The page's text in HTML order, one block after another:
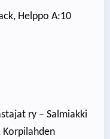
Helppo A:10
ry – Salmiakki
Korpilahden